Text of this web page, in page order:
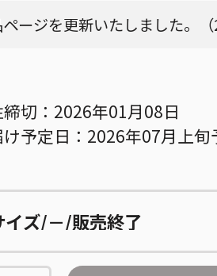
ージを更新いたしました。（
切：2026年01月08日
け予定日：2026年07月上旬